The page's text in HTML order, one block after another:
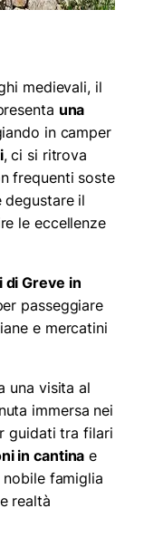
medievali, il
una
in camper
, ci si ritrova
frequenti soste
degustare il
le eccellenze
di Greve in
passeggiare
e mercatini
una visita al
immersa nei
guidati tra filari
in cantina e
famiglia
realtà